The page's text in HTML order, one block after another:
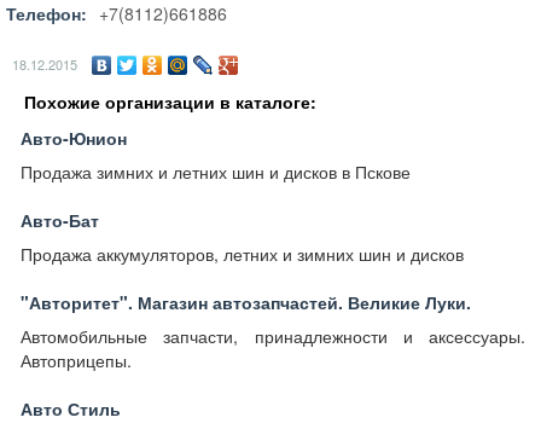
Телефон: +7(8112)661886
18.12.2015
Похожие организации в каталоге:
Авто-Юнион
Продажа зимних и летних шин и дисков в Пскове
Авто-Бат
Продажа аккумуляторов, летних и зимних шин и дисков
"Авторитет". Магазин автозапчастей. Великие Луки.
Автомобильные запчасти, принадлежности и аксессуары.
Автоприцепы.
Авто Стиль